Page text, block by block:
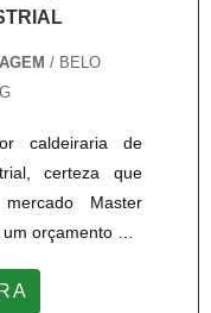
/ BELO
caldeiraria de
certeza que
Master
orçamento por
em